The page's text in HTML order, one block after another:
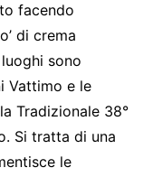
facendo
di crema
sono
Vattimo e le
Tradizionale 38°
Si tratta di una
le